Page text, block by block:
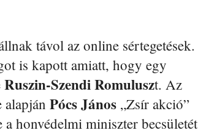
távol az online sértegetések.
is kapott amiatt, hogy egy
Ruszin-Szendi Romuluszt. Az
Pócs János „Zsír akció”
honvédelmi miniszter becsületét